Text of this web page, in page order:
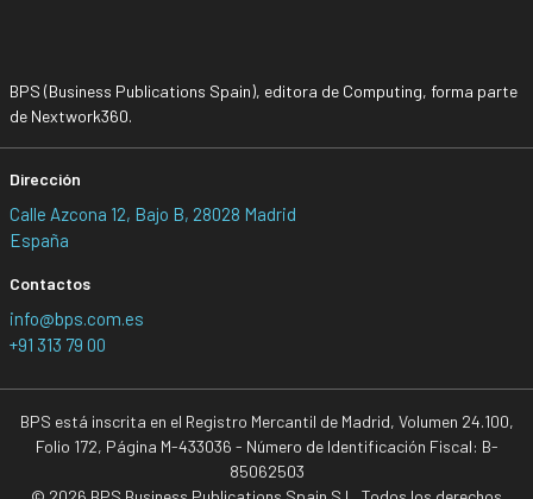
BPS (Business Publications Spain), editora de Computing, forma parte
de Nextwork360.
Dirección
Calle Azcona 12, Bajo B, 28028 Madrid
España
Contactos
info@bps.com.es
+91 313 79 00
BPS está inscrita en el Registro Mercantil de Madrid, Volumen 24.100,
Folio 172, Página M-433036 - Número de Identificación Fiscal: B-
85062503